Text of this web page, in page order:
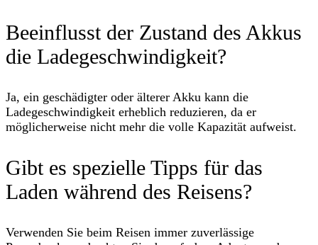
Beeinflusst der Zustand des Akkus
die Ladegeschwindigkeit?
Ja, ein geschädigter oder älterer Akku kann die
Ladegeschwindigkeit erheblich reduzieren, da er
möglicherweise nicht mehr die volle Kapazität aufweist.
Gibt es spezielle Tipps für das
Laden während des Reisens?
Verwenden Sie beim Reisen immer zuverlässige